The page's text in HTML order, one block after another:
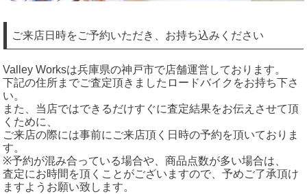
ご来店日時をご予約いただき、お持ち込みください
Valley Worksは兵庫県の神戸市で店舗運営しております。
下記の住所までご査定頂きましたロードバイクをお持ち下さ
い。
また、当店ではできるだけすぐに査定結果をお伝えさせて頂
くために、
ご来店の際には事前にご来店頂く日時の予約を頂いておりま
す。
※予約が混み合っている場合や、商品点数が多い場合は、
査定にお時間を頂くことがございますので、予めご了承頂け
ますようお願い致します。